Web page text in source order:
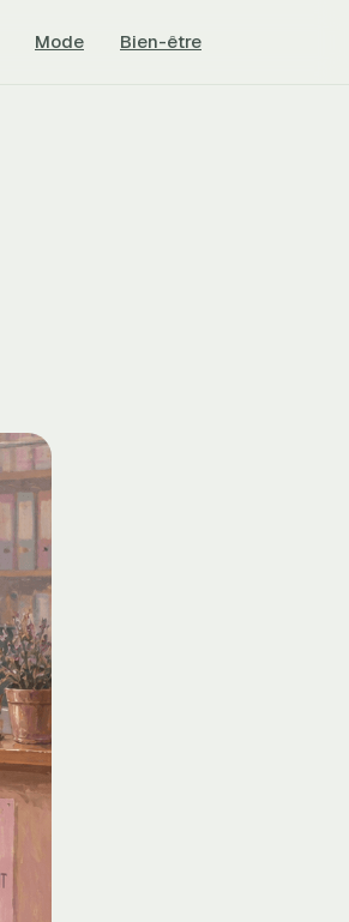
Mode Bien-être